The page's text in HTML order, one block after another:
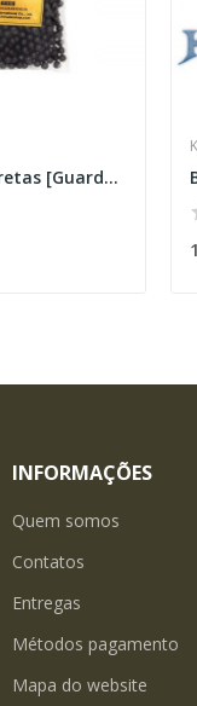
BB 0.43g 1000 Pretas [Guarder]
INFORMAÇÕES
Quem somos
Contatos
Entregas
Métodos pagamento
Mapa do website